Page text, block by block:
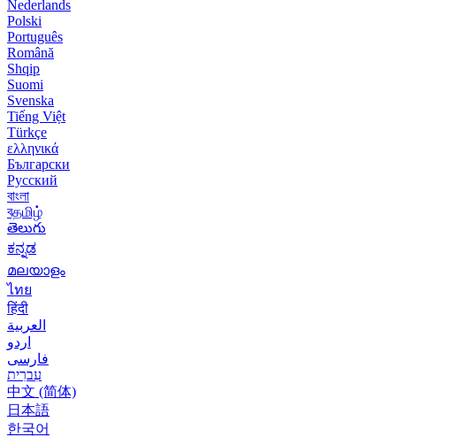
Nederlands
Polski
Português
Română
Shqip
Suomi
Svenska
Tiếng Việt
Türkçe
ελληνικά
Български
Русский
বাংলা
বதமிழ்
తెలుగు
ಕನ್ನಡ
മലയാളം
ไทย
हिंदी
العربية
اردو
فارسی
עִברִית
中文 (简体)
日本語
한국어